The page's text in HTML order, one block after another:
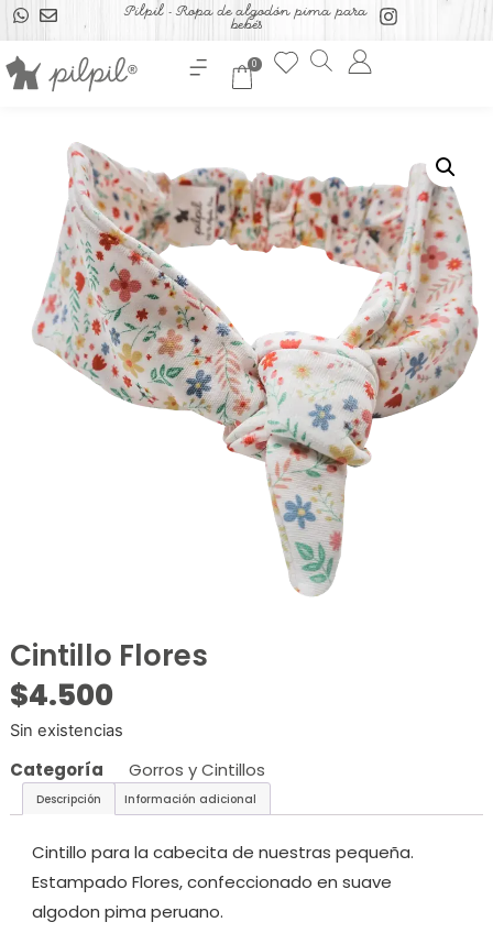
Pilpil - Ropa de algodón pima para
bebés
0
Cintillo Flores
$4.500
Sin existencias
Categoría Gorros y Cintillos
Descripción Información adicional
Cintillo para la cabecita de nuestras pequeña.
Estampado Flores, confeccionado en suave
algodon pima peruano.